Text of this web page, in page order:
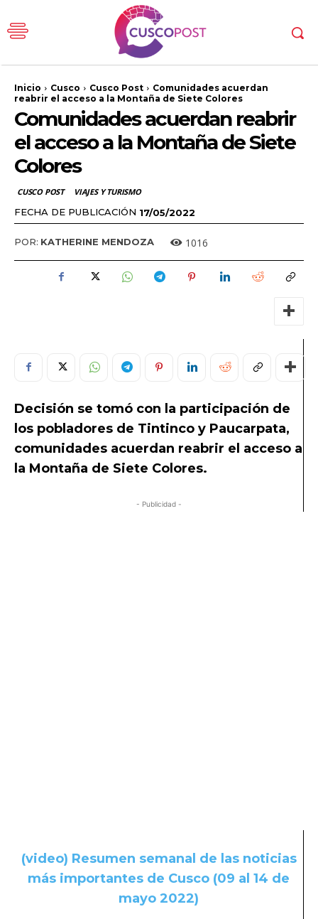
Inicio Cusco Cusco Post
Comunidades acuerdan
reabrir el acceso a la Montaña de Siete Colores
Comunidades acuerdan reabrir
el acceso a la Montaña de Siete
Colores
CUSCO POST VIAJES Y TURISMO
FECHA DE PUBLICACIÓN 17/05/2022
POR: KATHERINE MENDOZA 1016
Decisión se tomó con la participación de
los pobladores de Tintinco y Paucarpata,
comunidades acuerdan reabrir el acceso a
la Montaña de Siete Colores.
- Publicidad -
(video) Resumen semanal de las noticias
más importantes de Cusco (09 al 14 de
mayo 2022)